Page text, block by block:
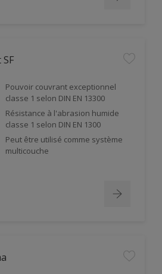
Pouvoir couvrant exceptionnel
classe 1 selon DIN EN 13300
Résistance à l'abrasion humide
classe 1 selon DIN EN 1300
Peut être utilisé comme système
multicouche